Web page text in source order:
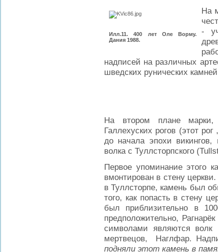
Илл.11. 400 лет Оле Ворму.
Дания 1988.
На
-
надписей на различных
шведских рунических
На втором плане марки,
Галлехуских рогов (этот
до начала эпохи
волка с Туллсторпского
Первое упоминание этого
вмонтирован в стену
в Туллсторпе, камень был
того, как попасть в стену
был приблизительно в
предположительно,
символами являются волк
мертвецов, Наглфар.
подняли этот камень в